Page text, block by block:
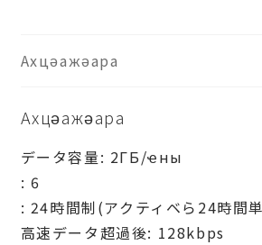
Ахцәажәара
Ахцәажәара
データ容量: 2ГБ/ҽны
: 6
: 24時間制(アクティベら24時間
高速データ超過後: 128kbps